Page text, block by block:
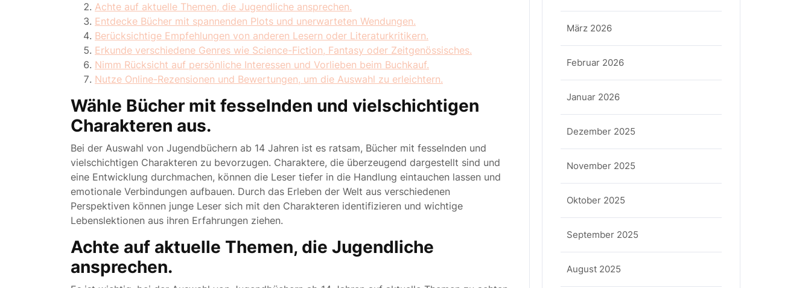
Achte auf aktuelle Themen, die Jugendliche ansprechen.
Entdecke Bücher mit spannenden Plots und unerwarteten Wendungen.
Berücksichtige Empfehlungen von anderen Lesern oder Literaturkritikern.
Erkunde verschiedene Genres wie Science-Fiction, Fantasy oder Zeitgenössisches.
Nimm Rücksicht auf persönliche Interessen und Vorlieben beim Buchkauf.
Nutze Online-Rezensionen und Bewertungen, um die Auswahl zu erleichtern.
Wähle Bücher mit fesselnden und vielschichtigen
Charakteren aus.
Bei der Auswahl von Jugendbüchern ab 14 Jahren ist es ratsam, Bücher mit fesselnden und
vielschichtigen Charakteren zu bevorzugen. Charaktere, die überzeugend dargestellt sind und
eine Entwicklung durchmachen, können die Leser tiefer in die Handlung eintauchen lassen und
emotionale Verbindungen aufbauen. Durch das Erleben der Welt aus verschiedenen
Perspektiven können junge Leser sich mit den Charakteren identifizieren und wichtige
Lebenslektionen aus ihren Erfahrungen ziehen.
Achte auf aktuelle Themen, die Jugendliche
ansprechen.
März 2026
Februar 2026
Januar 2026
Dezember 2025
November 2025
Oktober 2025
September 2025
August 2025